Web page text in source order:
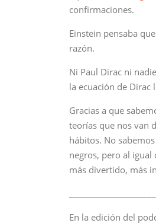
confirmaciones.
Einstein pensaba
razón.
Ni Paul Dirac ni
la ecuación de
Gracias a que
teorías que nos van
hábitos. No
negros, pero al
más divertido, más
En la edición del